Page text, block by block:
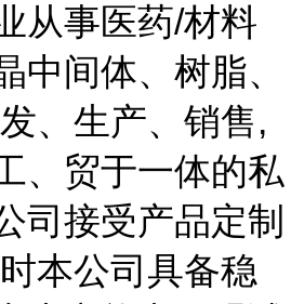
从事医药/材料
中间体、树脂、
、生产、销售,
、贸于一体的私
司接受产品定制
本公司具备稳